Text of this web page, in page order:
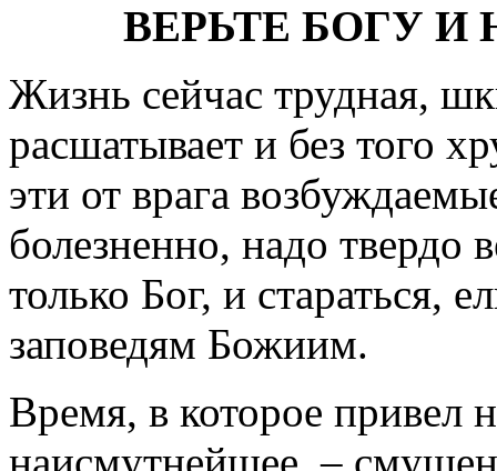
ВЕРЬТЕ БОГУ И
Жизнь сейчас трудная,
расшатывает и без того
эти от врага
болезненно, надо твердо
только Бог, и стараться,
заповедям Божиим.
Время, в которое привел